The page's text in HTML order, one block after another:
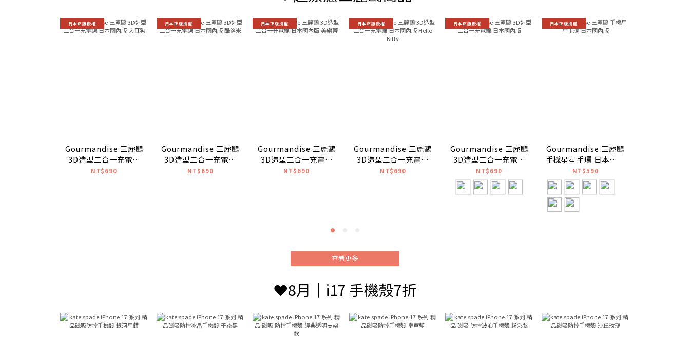
日本正版授權
Gourmandise 三麗鷗
3D造型二合一充電線
日本國內版 大耳狗
NT$690
日本正版授權
Gourmandise 三麗鷗
3D造型二合一充電線
日本國內版 酷洛米
NT$690
日本正版授權
Gourmandise 三麗鷗
3D造型二合一充電線
日本國內版 美樂蒂
NT$690
日本正版授權
Gourmandise 三麗鷗
3D造型二合一充電線
日本國內版 Hello
NT$690
日本正版授權
Gourmandise 三麗鷗
3D造型二合一充電線
日本國內版
NT$690
日本正版授權
Gourmandise 三麗鷗
手機星星手環 日本國內
版
NT$590
查看更多
❤️8月｜i17 手機殼7折